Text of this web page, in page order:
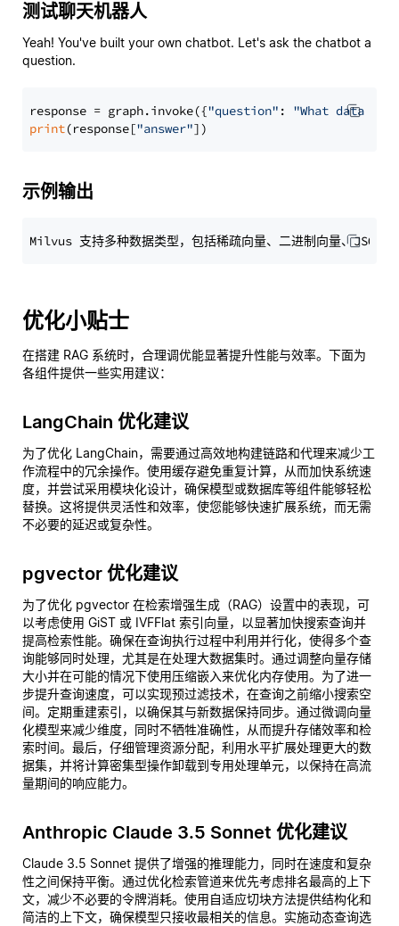
测试聊天机器人
Yeah! You've built your own chatbot. Let's ask the chatbot a
question.
response = graph.invoke({"question" : "What data
print(response["answer"
示例输出
优化小贴士
在搭建 RAG 系统时，合理调优能显著提升性能与效率。下面为
各组件提供一些实用建议：
LangChain 优化建议
为了优化 LangChain，需要通过高效地构建链路和代理来减少工
作流程中的冗余操作。使用缓存避免重复计算，从而加快系统速
度，并尝试采用模块化设计，确保模型或数据库等组件能够轻松
替换。这将提供灵活性和效率，使您能够快速扩展系统，而无需
不必要的延迟或复杂性。
pgvector 优化建议
为了优化 pgvector 在检索增强生成（RAG）设置中的表现，可
以考虑使用 GiST 或 IVFFlat 索引向量，以显著加快搜索查询并
提高检索性能。确保在查询执行过程中利用并行化，使得多个查
询能够同时处理，尤其是在处理大数据集时。通过调整向量存储
大小并在可能的情况下使用压缩嵌入来优化内存使用。为了进一
步提升查询速度，可以实现预过滤技术，在查询之前缩小搜索空
间。定期重建索引，以确保其与新数据保持同步。通过微调向量
化模型来减少维度，同时不牺牲准确性，从而提升存储效率和检
索时间。最后，仔细管理资源分配，利用水平扩展处理更大的数
据集，并将计算密集型操作卸载到专用处理单元，以保持在高流
量期间的响应能力。
Anthropic Claude 3.5 Sonnet 优化建议
Claude 3.5 Sonnet 提供了增强的推理能力，同时在速度和复杂
性之间保持平衡。通过优化检索管道来优先考虑排名最高的上下
文，减少不必要的令牌消耗。使用自适应切块方法提供结构化和
简洁的上下文，确保模型只接收最相关的信息。实施动态查询选